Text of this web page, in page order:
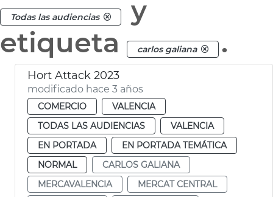
Todas las audiencias
y
etiqueta
carlos galiana .
Hort Attack 2023
modificado hace 3 años
COMERCIO
VALENCIA
TODAS LAS AUDIENCIAS
VALENCIA
EN PORTADA
EN PORTADA TEMÁTICA
NORMAL
CARLOS GALIANA
MERCAVALENCIA
MERCAT CENTRAL